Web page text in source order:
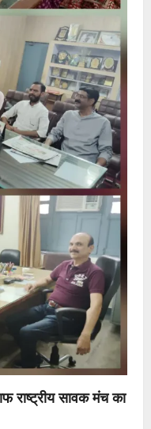
राष्ट्रीय सावक मंच का